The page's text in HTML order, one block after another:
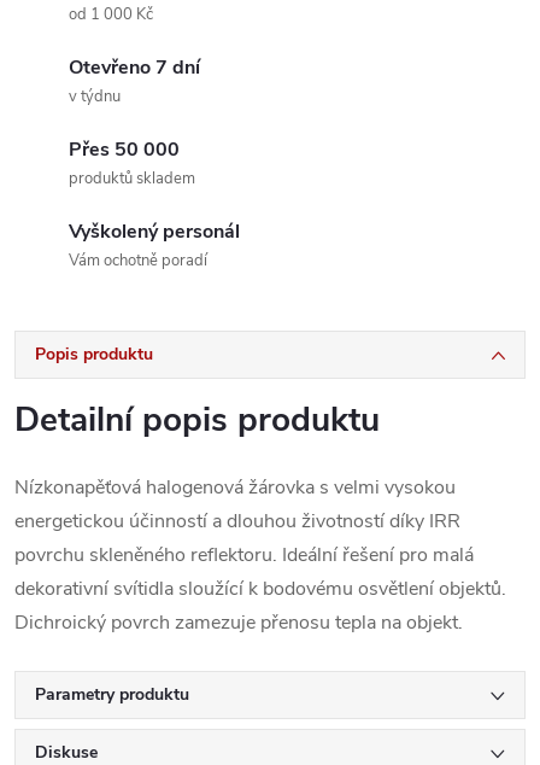
od 1 000 Kč
Otevřeno 7 dní
v týdnu
Přes 50 000
produktů skladem
Vyškolený personál
Vám ochotně poradí
Popis produktu
Detailní popis produktu
Nízkonapěťová halogenová žárovka s velmi vysokou
energetickou účinností a dlouhou životností díky IRR
povrchu skleněného reflektoru. Ideální řešení pro malá
dekorativní svítidla sloužící k bodovému osvětlení objektů.
Dichroický povrch zamezuje přenosu tepla na objekt.
Parametry produktu
Diskuse